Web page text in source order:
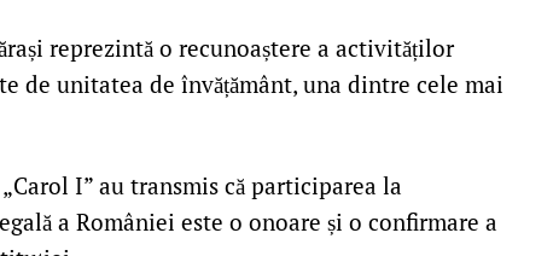
reprezintă o recunoaștere a activităților
de unitatea de învățământ, una dintre cele mai
I” au transmis că participarea la
a României este o onoare și o confirmare a